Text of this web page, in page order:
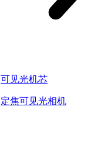
可见光机芯
定焦可见光相机